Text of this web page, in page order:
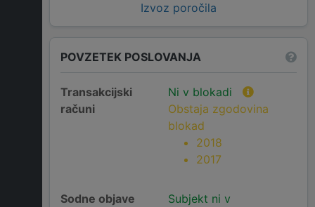
Izvoz poročila
POVZETEK POSLOVANJA
Transakcijski
računi
Ni v blokadi
Obstaja zgodovina
blokad
2018
2017
Sodne objave
Subjekt ni v